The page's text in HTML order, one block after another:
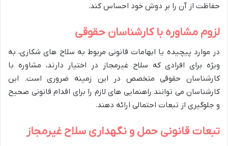
حفاظت از آن را بر دوش خود احساس کند.
لزوم مشاوره با کارشناسان حقوقی
در موارد پیچیده یا ابهامات قانونی مربوط به سلاح های شکاری، به
ویژه برای افرادی که سلاح غیرمجاز در اختیار دارند، مشاوره با
کارشناسان حقوقی متخصص در این زمینه ضروری است. این
کارشناسان می توانند راهنمایی های لازم را برای اقدام قانونی صحیح
و جلوگیری از تبعات احتمالی ارائه دهند.
تبعات قانونی حمل و نگهداری سلاح غیرمجاز